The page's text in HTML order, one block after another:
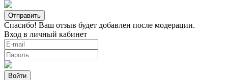
Спасибо! Ваш отзыв будет добавлен после модерации.
Вход в личный кабинет